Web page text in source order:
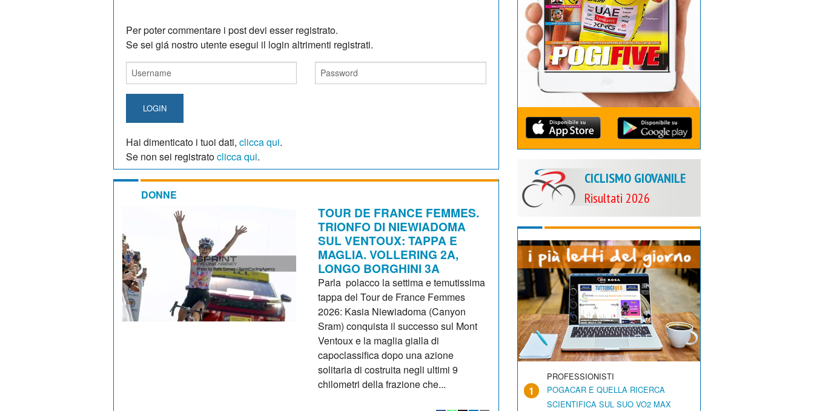
Per poter commentare i post devi esser registrato.
Se sei giá nostro utente esegui il login altrimenti registrati.
LOGIN
Hai dimenticato i tuoi dati, clicca qui.
Se non sei registratoclicca qui.
DONNE
TOUR DE FRANCE FEMMES.
TRIONFO DI NIEWIADOMA
SUL VENTOUX: TAPPA E
MAGLIA. VOLLERING 2A,
LONGO BORGHINI 3A
Parla polacco la settima e temutissima
tappa del Tour de France Femmes
2026: Kasia Niewiadoma (Canyon
Sram) conquista il successo sul Mont
Ventoux e la maglia gialla di
capoclassifica dopo una azione
solitaria di costruita negli ultimi 9
chilometri della frazione che...
CICLISMO GIOVANILE
Risultati 2026
1
PROFESSIONISTI
POGACAR E QUELLA RICERCA
SCIENTIFICA SUL SUO VO2 MAX